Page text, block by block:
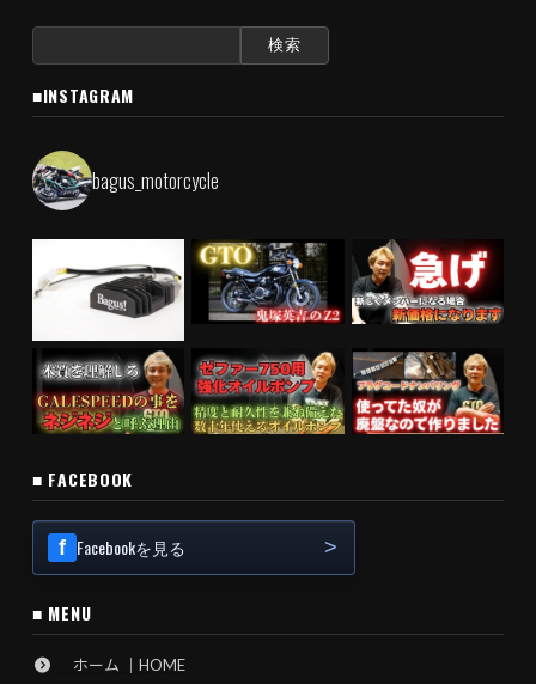
■INSTAGRAM
bagus_motorcycle
■ FACEBOOK
Facebookを見る
■ MENU
ホーム ｜HOME